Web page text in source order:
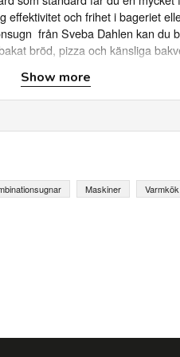
effektivitet och frihet i bageriet
från Sveba Dahlen kan du
bröd, pizza och känsliga
på liten yta.
och bättre bakning. Med
din verksamhets behov. Det här
om ugnens fördelar nedan.
Show more
product...
Maskiner Varmkök